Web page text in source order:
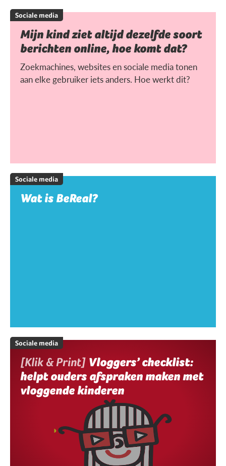
Sociale media
Mijn kind ziet altijd dezelfde soort
berichten online, hoe komt dat?
Zoekmachines, websites en sociale media tonen
aan elke gebruiker iets anders. Hoe werkt dit?
Sociale media
Wat is BeReal?
Sociale media
[Klik & Print] Vloggers’ checklist:
helpt ouders afspraken maken met
vloggende kinderen